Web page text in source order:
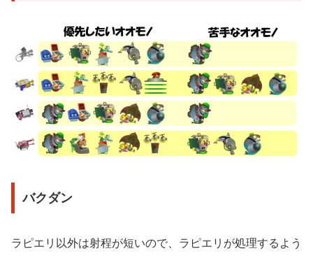
バクダン
ラピエリ以外は射程が短いので、ラピエリが処理するよう